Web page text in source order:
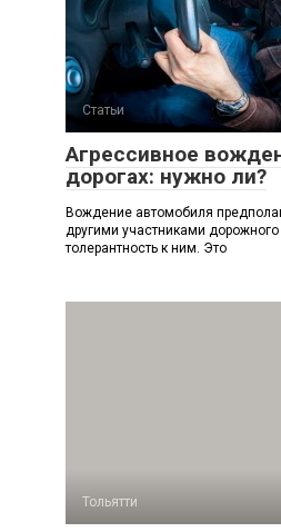
Статьи
Агрессивное
дорогах: нужно ли?
Вождение автомобиля
другими участниками
толерантность к ним. Это
Тольятти